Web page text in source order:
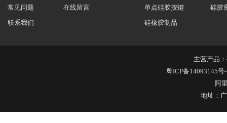
常见问题
在线留言
联系我们
单点硅胶按键
硅胶
硅橡胶制品
主营产品：
粤ICP备14093145号
阿
地址：